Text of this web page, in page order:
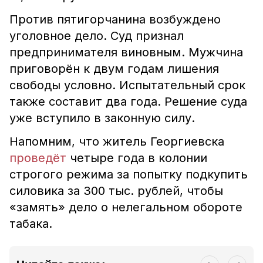
Против пятигорчанина возбуждено
уголовное дело. Суд признал
предпринимателя виновным. Мужчина
приговорён к двум годам лишения
свободы условно. Испытательный срок
также составит два года. Решение суда
уже вступило в законную силу.
Напомним, что житель Георгиевска
проведёт четыре года в колонии
строгого режима за попытку подкупить
силовика за 300 тыс. рублей, чтобы
«замять» дело о нелегальном обороте
табака.